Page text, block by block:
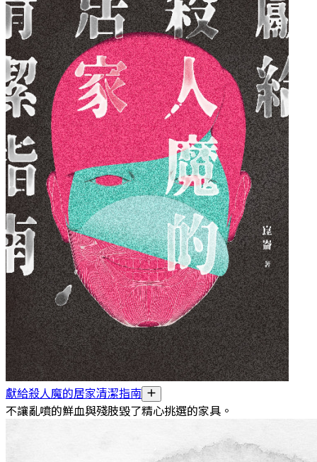
獻給殺人魔的居家清潔指南
不讓亂噴的鮮血與殘肢毀了精心挑選的家具。